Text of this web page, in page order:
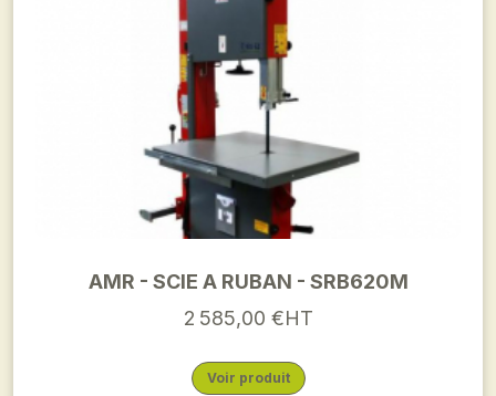
AMR - SCIE A RUBAN - SRB620M
2 585,00 €HT
Voir produit